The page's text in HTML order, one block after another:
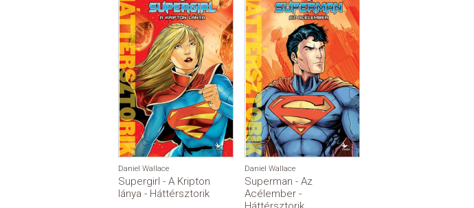
Daniel Wallace
Supergirl - A Kripton
lánya - Háttérsztorik
Daniel Wallace
Superman - Az
Acélember -